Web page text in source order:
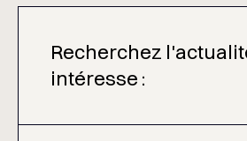
Recherchez
intéresse :